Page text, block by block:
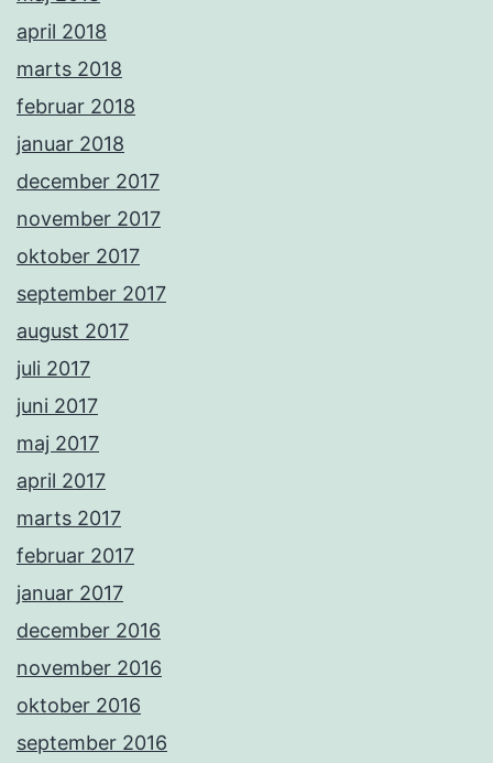
april 2018
marts 2018
februar 2018
januar 2018
december 2017
november 2017
oktober 2017
september 2017
august 2017
juli 2017
juni 2017
maj 2017
april 2017
marts 2017
februar 2017
januar 2017
december 2016
november 2016
oktober 2016
september 2016